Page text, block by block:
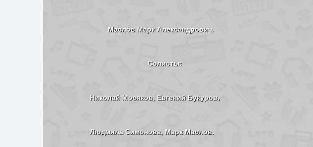
Маслов Марк Александрович.
Солисты:
Николай Мосяков, Евгений Букуров,
Людмила Симонова, Марк Маслов.